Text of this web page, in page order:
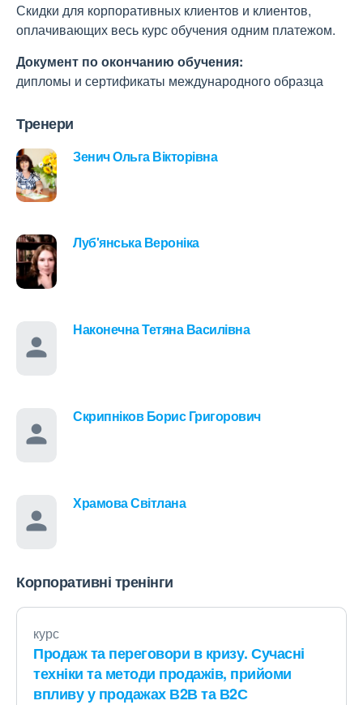
Скидки для корпоративных клиентов и клиентов,
оплачивающих весь курс обучения одним платежом.
Документ по окончанию обучения:
дипломы и сертификаты международного образца
Тренери
Зенич Ольга Вікторівна
Луб'янська Вероніка
Наконечна Тетяна Василівна
Скрипніков Борис Григорович
Храмова Світлана
Корпоративні тренінги
курс
Продаж та переговори в кризу. Сучасні
техніки та методи продажів, прийоми
впливу у продажах В2В та В2С